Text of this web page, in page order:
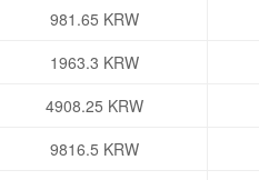
981.65 KRW
1963.3 KRW
4908.25 KRW
9816.5 KRW